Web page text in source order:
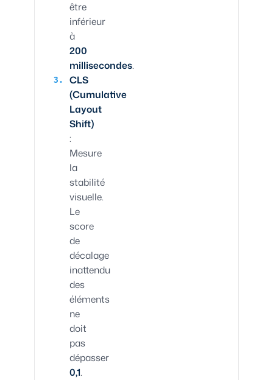
être
inférieur
à
200
millisecondes.
CLS
(Cumulative
Layout
Shift)
:
Mesure
la
stabilité
visuelle.
Le
score
de
décalage
inattendu
des
éléments
ne
doit
pas
dépasser
0,1.